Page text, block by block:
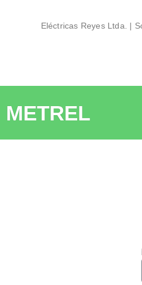
Eléctricas Reyes Ltda. |
METREL